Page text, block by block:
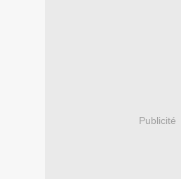
Publicité